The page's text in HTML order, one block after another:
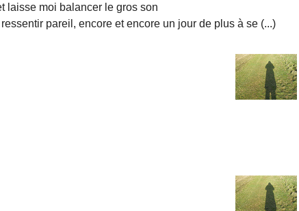
laisse moi balancer le gros son
pareil, encore et encore un jour de plus à se (...)